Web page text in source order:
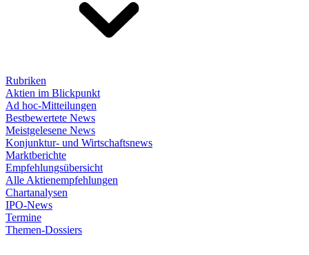
Rubriken
Aktien im Blickpunkt
Ad hoc-Mitteilungen
Bestbewertete News
Meistgelesene News
Konjunktur- und Wirtschaftsnews
Marktberichte
Empfehlungsübersicht
Alle Aktienempfehlungen
Chartanalysen
IPO-News
Termine
Themen-Dossiers